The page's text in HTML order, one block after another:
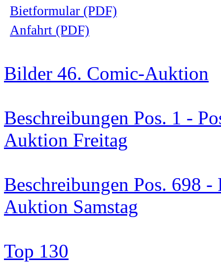
Bietformular (PDF)
Anfahrt (PDF)
Bilder 46. Comic-Auktion
Beschreibungen Pos. 1 -
Auktion Freitag
Beschreibungen Pos. 698 -
Auktion Samstag
Top 130